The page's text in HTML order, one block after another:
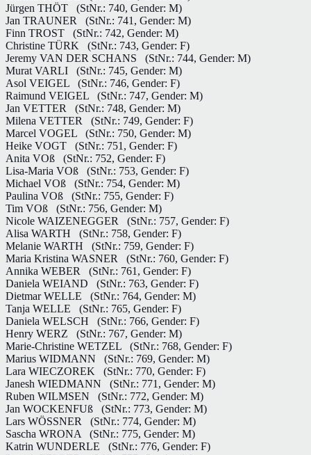
Jürgen THÖT
(StNr.: 740, Gender: M)
Jan TRAUNER
(StNr.: 741, Gender: M)
Finn TROST
(StNr.: 742, Gender: M)
Christine TÜRK
(StNr.: 743, Gender: F)
Jeremy VAN DER SCHANS
(StNr.: 744, Gender: M)
Murat VARLI
(StNr.: 745, Gender: M)
Asol VEIGEL
(StNr.: 746, Gender: F)
Raimund VEIGEL
(StNr.: 747, Gender: M)
Jan VETTER
(StNr.: 748, Gender: M)
Milena VETTER
(StNr.: 749, Gender: F)
Marcel VOGEL
(StNr.: 750, Gender: M)
Heike VOGT
(StNr.: 751, Gender: F)
Anita VOß
(StNr.: 752, Gender: F)
Lisa-Maria VOß
(StNr.: 753, Gender: F)
Michael VOß
(StNr.: 754, Gender: M)
Paulina VOß
(StNr.: 755, Gender: F)
Tim VOß
(StNr.: 756, Gender: M)
Nicole WAIZENEGGER
(StNr.: 757, Gender: F)
Alisa WARTH
(StNr.: 758, Gender: F)
Melanie WARTH
(StNr.: 759, Gender: F)
Maria Kristina WASNER
(StNr.: 760, Gender: F)
Annika WEBER
(StNr.: 761, Gender: F)
Daniela WEIAND
(StNr.: 763, Gender: F)
Dietmar WELLE
(StNr.: 764, Gender: M)
Tanja WELLE
(StNr.: 765, Gender: F)
Daniela WELSCH
(StNr.: 766, Gender: F)
Henry WERZ
(StNr.: 767, Gender: M)
Marie-Christine WETZEL
(StNr.: 768, Gender: F)
Marius WIDMANN
(StNr.: 769, Gender: M)
Lara WIECZOREK
(StNr.: 770, Gender: F)
Janesh WIEDMANN
(StNr.: 771, Gender: M)
Ruben WILMSEN
(StNr.: 772, Gender: M)
Jan WOCKENFUß
(StNr.: 773, Gender: M)
Lars WÖSSNER
(StNr.: 774, Gender: M)
Sascha WRONA
(StNr.: 775, Gender: M)
Katrin WUNDERLE
(StNr.: 776, Gender: F)